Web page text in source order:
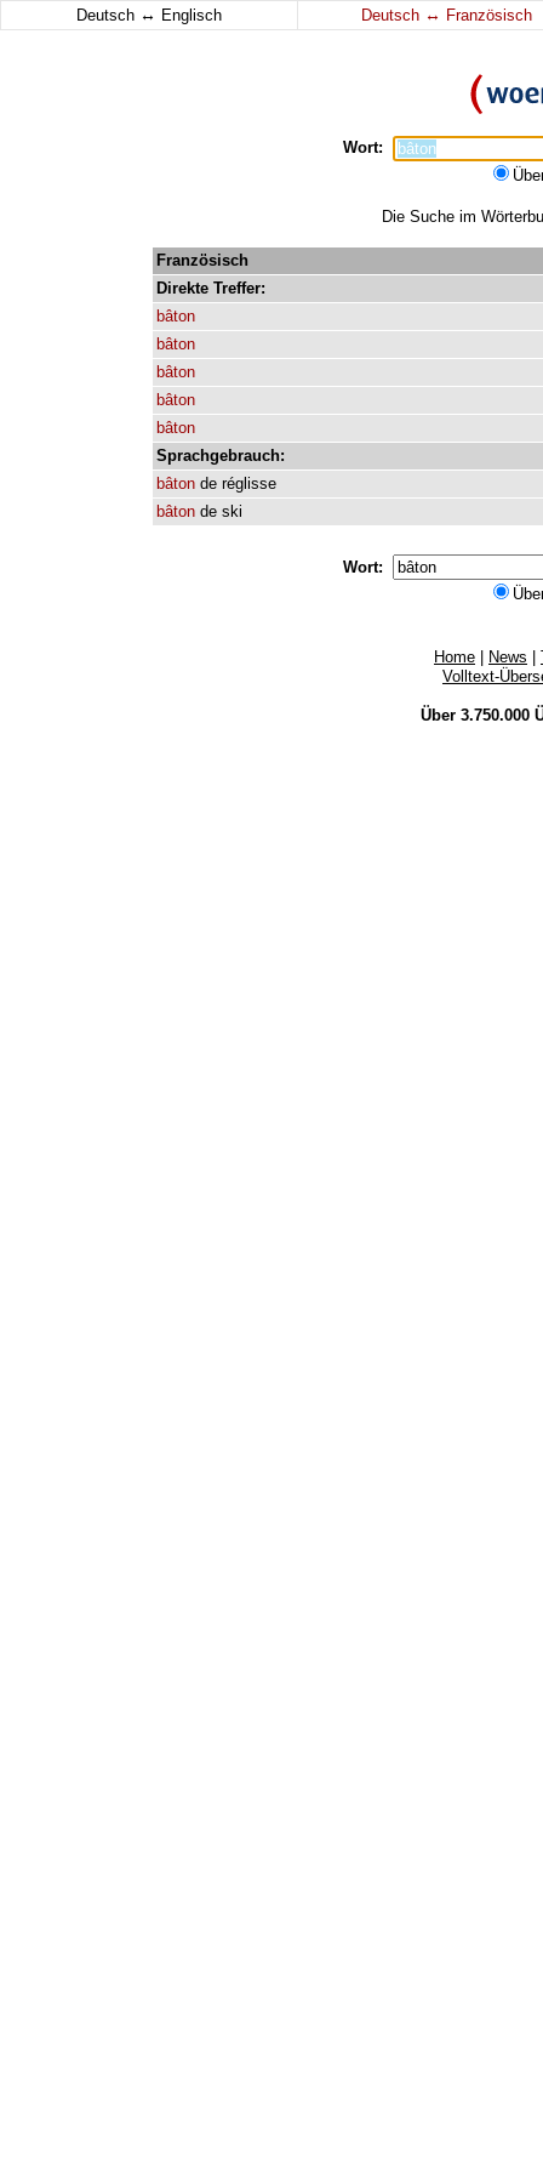
Deutsch ↔ Englisch Deutsch ↔ Französisch
Wort:
Die Suche im
Französisch
Direkte Treffer:
bâton
bâton
bâton
bâton
bâton
Sprachgebrauch:
bâton de réglisse
bâton de ski
Wort:
Home News
Volltext-
Über 3.750.000